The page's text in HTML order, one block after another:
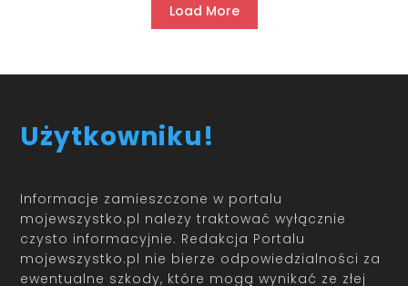
Load More
Użytkowniku!
Informacje zamieszczone w portalu
mojewszystko.pl należy traktować wyłącznie
czysto informacyjnie. Redakcja Portalu
mojewszystko.pl nie bierze odpowiedzialności za
ewentualne szkody, które mogą wynikać ze złej